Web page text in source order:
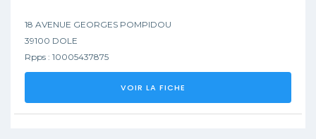
18 AVENUE GEORGES POMPIDOU
39100 DOLE
Rpps : 10005437875
VOIR LA FICHE